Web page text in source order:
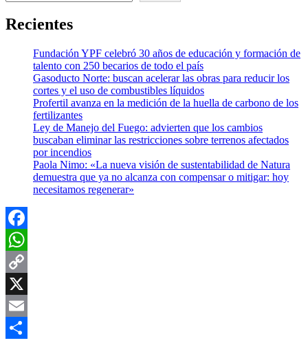
Recientes
Fundación YPF celebró 30 años de educación y formación de
talento con 250 becarios de todo el país
Gasoducto Norte: buscan acelerar las obras para reducir los
cortes y el uso de combustibles líquidos
Profertil avanza en la medición de la huella de carbono de los
fertilizantes
Ley de Manejo del Fuego: advierten que los cambios
buscaban eliminar las restricciones sobre terrenos afectados
por incendios
Paola Nimo: «La nueva visión de sustentabilidad de Natura
demuestra que ya no alcanza con compensar o mitigar: hoy
necesitamos regenerar»
Facebook
WhatsApp
Copy
Link
X
Email